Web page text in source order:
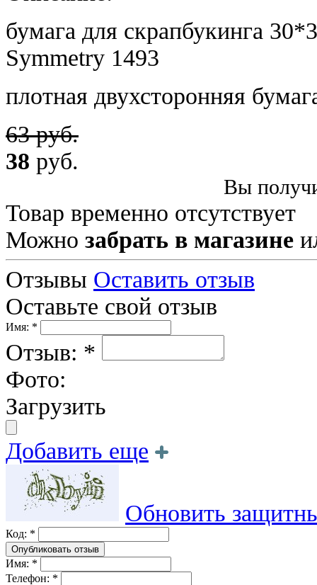
бумага для скрапбукинга
Symmetry 1493
плотная двухсторонняя
63 руб.
38 руб.
Вы
Товар временно отсутствует
Можно забрать в магазине
Отзывы Оставить отзыв
Оставьте свой отзыв
Имя: *
Отзыв: *
Фото:
Загрузить
Добавить еще
Обновить
Код: *
Имя: *
Телефон: *